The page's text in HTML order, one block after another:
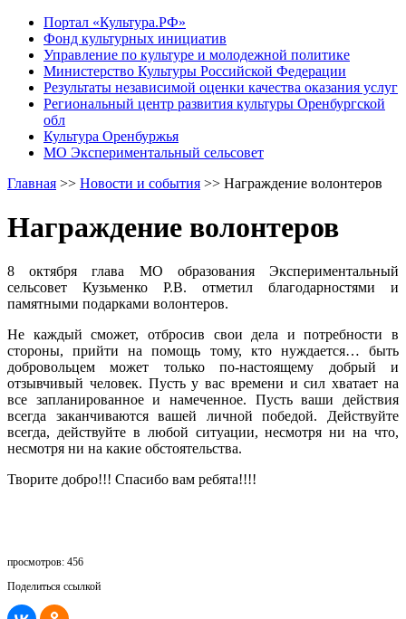
Портал «Культура.РФ»
Фонд культурных инициатив
Управление по культуре и молодежной политике
Министерство Культуры Российской Федерации
Результаты независимой оценки качества оказания услуг
Региональный центр развития культуры Оренбургской
обл
Культура Оренбуржья
МО Экспериментальный сельсовет
Главная >> Новости и события >> Награждение волонтеров
Награждение волонтеров
8 октября глава МО образования Экспериментальный
сельсовет Кузьменко Р.В. отметил благодарностями и
памятными подарками волонтеров.
Не каждый сможет, отбросив свои дела и потребности в
стороны, прийти на помощь тому, кто нуждается… быть
добровольцем может только по-настоящему добрый и
отзывчивый человек. Пусть у вас времени и сил хватает на
все запланированное и намеченное. Пусть ваши действия
всегда заканчиваются вашей личной победой. Действуйте
всегда, действуйте в любой ситуации, несмотря ни на что,
несмотря ни на какие обстоятельства.
Творите добро!!! Спасибо вам ребята!!!!
просмотров: 456
Поделиться ссылкой